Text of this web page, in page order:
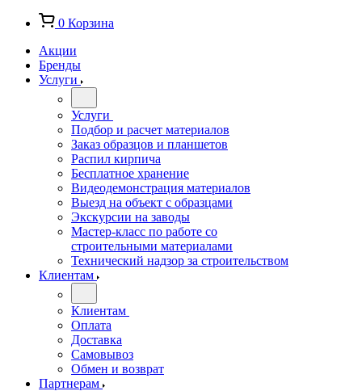
0 Корзина
Акции
Бренды
Услуги
Услуги
Подбор и расчет материалов
Заказ образцов и планшетов
Распил кирпича
Бесплатное хранение
Видеодемонстрация материалов
Выезд на объект с образцами
Экскурсии на заводы
Мастер-класс по работе со
строительными материалами
Технический надзор за строительством
Клиентам
Клиентам
Оплата
Доставка
Самовывоз
Обмен и возврат
Партнерам